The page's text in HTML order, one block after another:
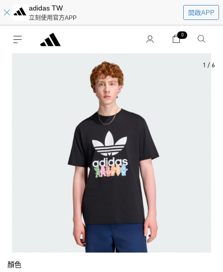
adidas TW
立刻使用官方APP
開啟APP
0
1 / 6
顏色